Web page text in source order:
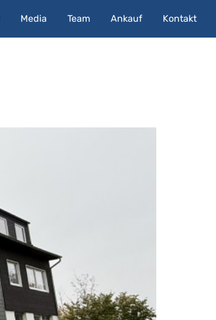
Media Team Ankauf Kontakt